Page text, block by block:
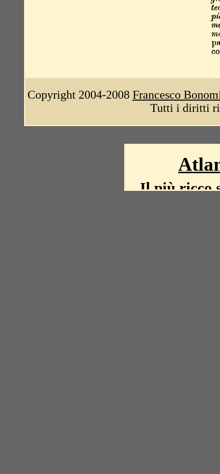
Copyright 2004-2008 Francesco
Tutti i diritti
Il più ricco